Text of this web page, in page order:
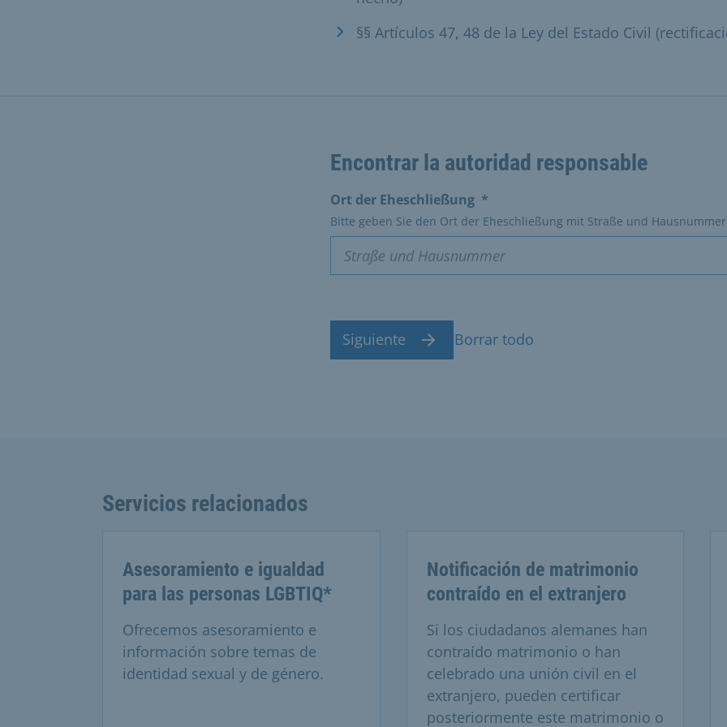
§§ Artículos 47, 48 de la Ley del Estado Civil
Encontrar la autoridad responsable
Ort der Eheschließung *
Bitte geben Sie den Ort der Eheschließung mit Straße und
Siguiente Borrar todo
Servicios relacionados
Asesoramiento e igualdad
para las personas LGBTIQ*
Ofrecemos asesoramiento e
información sobre temas de
identidad sexual y de género.
Notificación de matrimonio
contraído en el extranjero
Si los ciudadanos alemanes han
contraído matrimonio o han
celebrado una unión civil en el
extranjero, pueden certificar
posteriormente este matrimonio o